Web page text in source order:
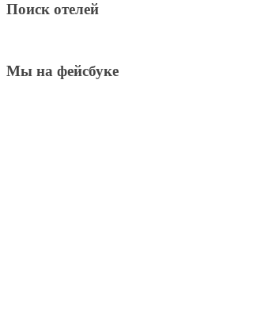
Поиск отелей
Мы на фейсбуке